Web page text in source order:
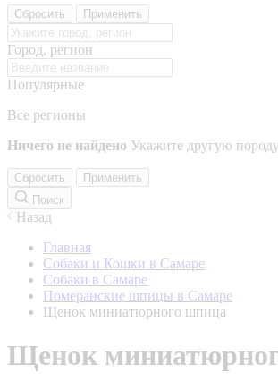
Сбросить Применить
Город, регион
Популярные
Все регионы
Ничего не найдено Укажите другую
Сбросить
Применить
Поиск
Назад
Главная
Собаки и Кошки в Самаре
Собаки в Самаре
Померанские шпицы в Самаре
Щенок миниатюрного шпица
Щенок